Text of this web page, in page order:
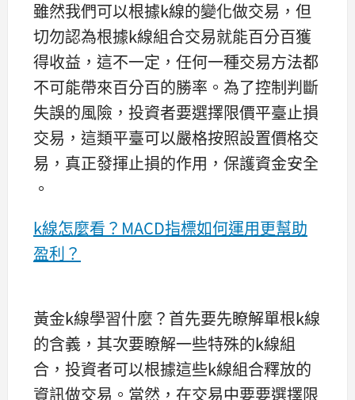
雖然我們可以根據k線的變化做交易，但
切勿認為根據k線組合交易就能百分百獲
得收益，這不一定，任何一種交易方法都
不可能帶來百分百的勝率。為了控制判斷
失誤的風險，投資者要選擇限價平臺止損
交易，這類平臺可以嚴格按照設置價格交
易，真正發揮止損的作用，保護資金安全
。
k線怎麼看？MACD指標如何運用更幫助
盈利？
黃金k線學習什麼？首先要先瞭解單根k線
的含義，其次要瞭解一些特殊的k線組
合，投資者可以根據這些k線組合釋放的
資訊做交易。當然，在交易中要要選擇限